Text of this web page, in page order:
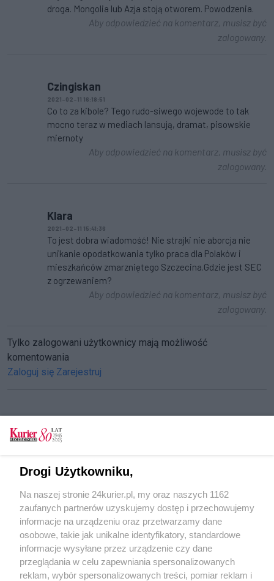
droga. Mongolia lub Azja stoją otworem. Powodzenia.
Aby odpowiedzieć na komentarz, musisz być
zalogowany.
Czingiskan
2021-02-11 16:18:51
Co to za kibole? Tego rudo-siwego wojewode to tak
mocno teraz w mediach lansują, dramat, pisowskie
miernoty
Aby odpowiedzieć na komentarz, musisz być
zalogowany.
Klara
2021-02-11 15:41:36
To jest dobra wiadomość! Nie strajki nie aborcja nie
unikanie opodatkowania tylko praca dla Polaków i
mieszkańców zmarzniętego Szczecina.Gdzie jest SEC
z ogrzewaniem?
Aby odpowiedzieć na komentarz, musisz być
zalogowany.
Tylko zalogowani użytkownicy mają możliwość
komentowania
Zaloguj się Zarejestruj
CZYTAJ TAKŻE
działalności dostawa LNG
Minęło pięć lat od pierwszej dostawy
Świnoujście to idealne miejsce na ten biznes
POGODA
Drogi Użytkowniku,
Na naszej stronie 24kurier.pl, my oraz naszych 1162
zaufanych partnerów uzyskujemy dostęp i przechowujemy
informacje na urządzeniu oraz przetwarzamy dane
osobowe, takie jak unikalne identyfikatory, standardowe
informacje wysyłane przez urządzenie czy dane
przeglądania w celu zapewniania spersonalizowanych
reklam, wybór spersonalizowanych treści, pomiar reklam i